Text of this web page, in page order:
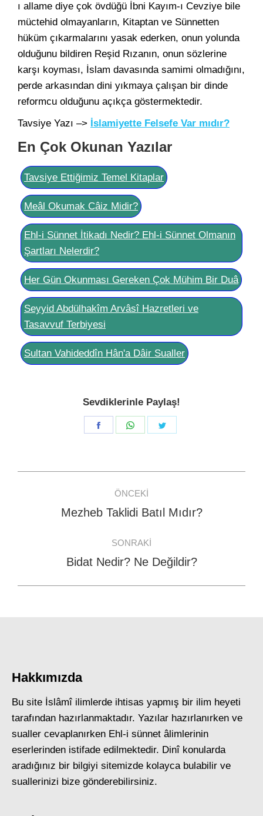
ı allame diye çok övdüğü İbni Kayım-ı Cevziye bile
müctehid olmayanların, Kitaptan ve Sünnetten
hüküm çıkarmalarını yasak ederken, onun yolunda
olduğunu bildiren Reşid Rızanın, onun sözlerine
karşı koyması, İslam davasında samimi olmadığını,
perde arkasından dini yıkmaya çalışan bir dinde
reformcu olduğunu açıkça göstermektedir.
Tavsiye Yazı –> İslamiyette Felsefe Var mıdır?
En Çok Okunan Yazılar
Tavsiye Ettiğimiz Temel Kitaplar
Meâl Okumak Câiz Midir?
Ehl-i Sünnet İtikadı Nedir? Ehl-i Sünnet Olmanın
Şartları Nelerdir?
Her Gün Okunması Gereken Çok Mühim Bir Duâ
Seyyid Abdülhakîm Arvâsî Hazretleri ve
Tasavvuf Terbiyesi
Sultan Vahideddîn Hân'a Dâir Sualler
Sevdiklerinle Paylaş!
Share
Share
navigation
ÖNCEKI
Previous
Mezheb Taklidi Batıl Mıdır?
SONRAKI
Next
Bidat Nedir? Ne Değildir?
Hakkımızda
Bu site İslâmî ilimlerde ihtisas yapmış bir ilim heyeti
tarafından hazırlanmaktadır. Yazılar hazırlanırken ve
sualler cevaplanırken Ehl-i sünnet âlimlerinin
eserlerinden istifade edilmektedir. Dinî konularda
aradığınız bir bilgiyi sitemizde kolayca bulabilir ve
suallerinizi bize gönderebilirsiniz.